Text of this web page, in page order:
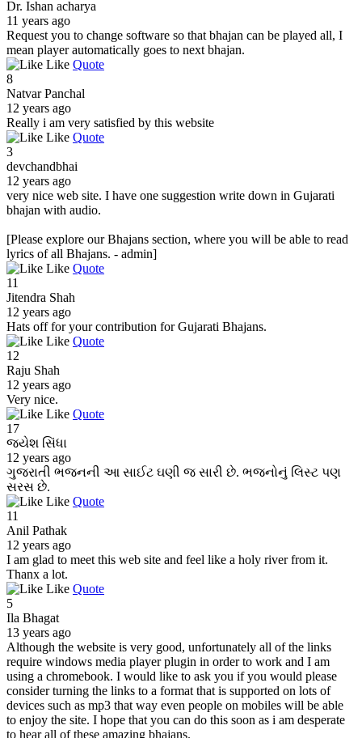
Dr. Ishan acharya
11 years ago
Request you to change software so that bhajan can be played all, I
mean player automatically goes to next bhajan.
Like Quote
8
Natvar Panchal
12 years ago
Really i am very satisfied by this website
Like Quote
3
devchandbhai
12 years ago
very nice web site. I have one suggestion write down in Gujarati
bhajan with audio.
[Please explore our Bhajans section, where you will be able to read
lyrics of all Bhajans. - admin]
Like Quote
11
Jitendra Shah
12 years ago
Hats off for your contribution for Gujarati Bhajans.
Like Quote
12
Raju Shah
12 years ago
Very nice.
Like Quote
17
જયેશ સિંધા
12 years ago
ગુજરાતી ભજનની આ સાઈટ ઘણી જ સારી છે. ભજનોનું લિસ્ટ પણ
સરસ છે.
Like Quote
11
Anil Pathak
12 years ago
I am glad to meet this web site and feel like a holy river from it.
Thanx a lot.
Like Quote
5
Ila Bhagat
13 years ago
Although the website is very good, unfortunately all of the links
require windows media player plugin in order to work and I am
using a chromebook. I would like to ask you if you would please
consider turning the links to a format that is supported on lots of
devices such as mp3 that way even people on mobiles will be able
to enjoy the site. I hope that you can do this soon as i am desperate
to hear all of these amazing bhajans.